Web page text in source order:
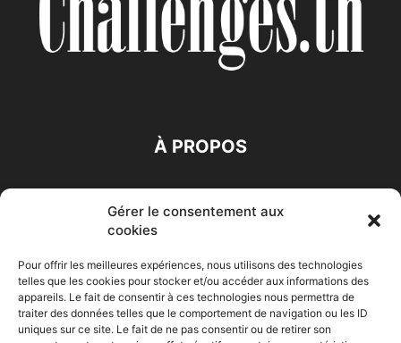
Gérer le consentement aux
cookies
Pour offrir les meilleures expériences, nous utilisons des technologies
telles que les cookies pour stocker et/ou accéder aux informations des
appareils. Le fait de consentir à ces technologies nous permettra de
traiter des données telles que le comportement de navigation ou les ID
uniques sur ce site. Le fait de ne pas consentir ou de retirer son
À PROPOS
Accueil Economie Entreprises Entrepreneur